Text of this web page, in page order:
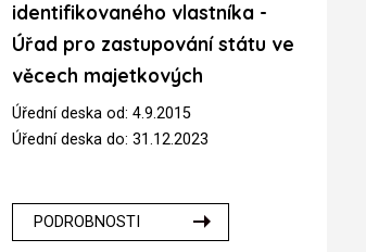
identifikovaného vlastníka -
Úřad pro zastupování státu ve
věcech majetkových
Úřední deska od: 4.9.2015
Úřední deska do: 31.12.2023
PODROBNOSTI